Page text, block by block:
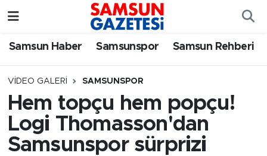
Samsun Haber Samsunspor Samsun Rehberi
VIDEO GALERI SAMSUNSPOR
Hem topçu hem popçu!
Logi Thomasson'dan
Samsunspor sürprizi
Samsun Haber
Samsunspor
Samsun Rehberi
Resmi İlanlar
Samsun Nöbetçi Eczaneler
Samsun Hava Durumu
SAMSUN Namaz Vakitleri
Samsun Trafik Yoğunluk Haritası